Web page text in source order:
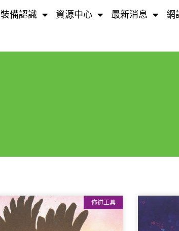
裝備認識 資源中心 最新消息 網
佈道工具